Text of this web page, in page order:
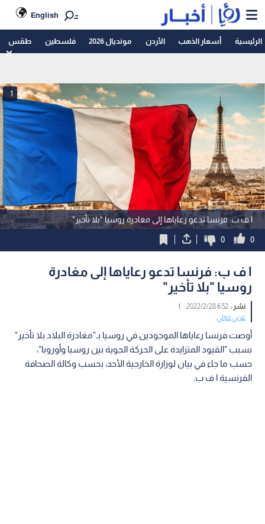
English
الرئيسية أسعار الذهب الأردن مونديال 2026 فلسطين طقس
ا ف ب: فرنسا تدعو رعاياها إلى مغادرة روسيا "بلا تأخير"
1
0
0
ا ف ب: فرنسا تدعو رعاياها إلى مغادرة
روسيا "بلا تأخير"
نشر :6:52 2022/2/28
|
عربي دولي
أوصت فرنسا رعاياها الموجودين في روسيا بـ"مغادرة البلاد بلا تأخير"
بسبب "القيود المتزايدة على الحركة الجوية بين روسيا وأوروبا"،
حسب ما جاء في بيان لوزارة الخارجية الأحد، بحسب وكالة الصحافة
الفرنسية ا ف ب.